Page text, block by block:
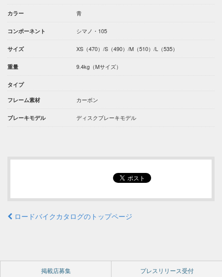
カラー 青
コンポーネント シマノ・105
サイズ XS（470）/S（490）/M（510）/L（535）
重量 9.4kg（Mサイズ）
タイプ
フレーム素材 カーボン
ブレーキモデル ディスクブレーキモデル
ロードバイクカタログのトップページ
掲載店募集 プレスリリース受付